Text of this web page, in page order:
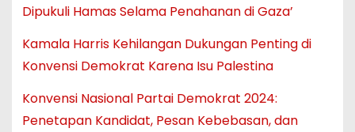
Dipukuli Hamas Selama Penahanan di Gaza’
Kamala Harris Kehilangan Dukungan Penting di
Konvensi Demokrat Karena Isu Palestina
Konvensi Nasional Partai Demokrat 2024:
Penetapan Kandidat, Pesan Kebebasan, dan